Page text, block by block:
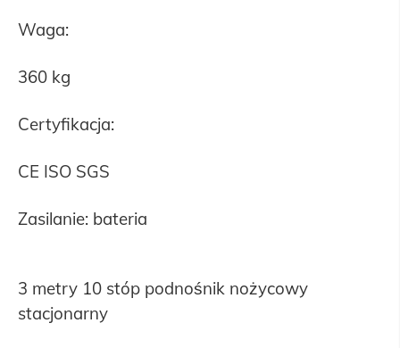
Waga:
360 kg
Certyfikacja:
CE ISO SGS
Zasilanie: bateria
3 metry 10 stóp podnośnik nożycowy
stacjonarny